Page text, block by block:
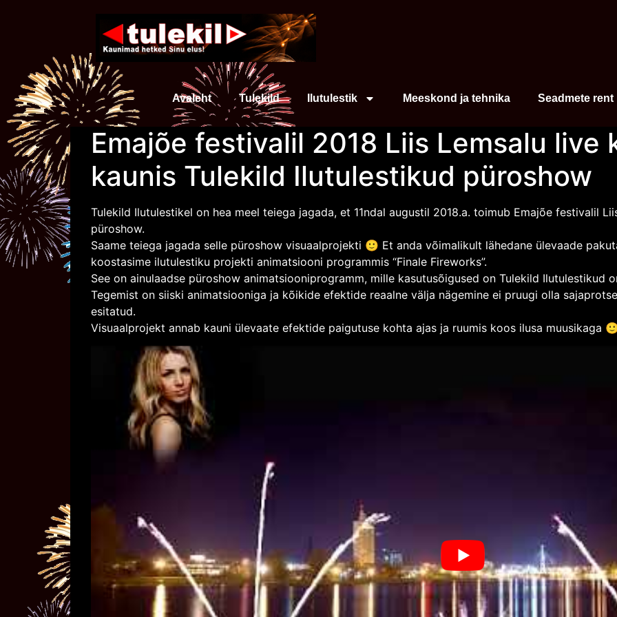
Avaleht Tulekild Ilutulestik Meeskond ja tehnika Seadmete rent
Emajõe festivalil 2018 Liis Lemsalu live
kaunis Tulekild Ilutulestikud püroshow
Tulekild Ilutulestikel on hea meel teiega jagada, et 11ndal augustil 2018.a. toimub Emajõe festivalil
püroshow.
Saame teiega jagada selle püroshow visuaalprojekti 🙂 Et anda võimalikult lähedane ülevaade
koostasime ilutulestiku projekti animatsiooni programmis “Finale Fireworks”.
See on ainulaadse püroshow animatsiooniprogramm, mille kasutusõigused on Tulekild Ilutulestikud
Tegemist on siiski animatsiooniga ja kõikide efektide reaalne välja nägemine ei pruugi olla
esitatud.
Visuaalprojekt annab kauni ülevaate efektide paigutuse kohta ajas ja ruumis koos ilusa muusikaga